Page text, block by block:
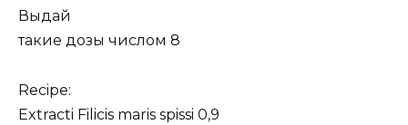
Выдай
такие дозы числом 8
Recipe:
Extracti Filicis maris spissi 0,9